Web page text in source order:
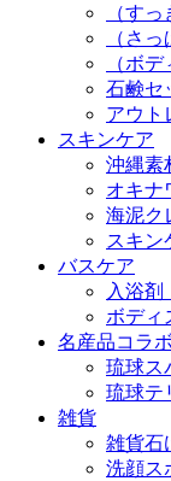
（す
（さ
（ボ
石鹸セ
アウト
スキンケア
沖縄素
オキナ
海泥ク
スキン
バスケア
入浴剤
ボディ
名産品コラボ
琉球ス
琉球テ
雑貨
雑貨石
洗顔ス